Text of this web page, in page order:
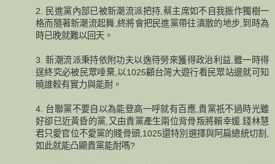
2. 民進黨內部已被新潮流派把持,蔡主席如不自我振作獨樹一
格而隨著新潮流起舞,終將會把民進黨帶往潰散的地步,到時為
時已晚就難以回天。
3. 新潮流派秉持依附功夫以逸待勞來獲得政治利益,雖一時得
逞終究必被民眾唾棄,以1025顧台灣大遊行看民眾站邊就可知
曉誰較有實力與能耐。
4. 台聯黨不要自以為能登高一呼就有百應,貴黨祇不過時光雖
好卻已近黃昏的黨,又由貴黨產生兩位背骨叛將賴幸媛.錢林慧
君只愛官位不愛黨的賤骨頭,1025還特別選擇與阿扁總統切割,
如此就能凸顯貴黨能耐嗎?